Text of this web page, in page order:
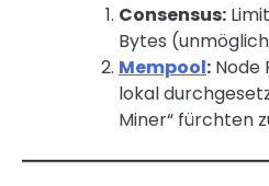
Consensus:
Bytes
Mempool: Node
lokal
Miner“ fürchten